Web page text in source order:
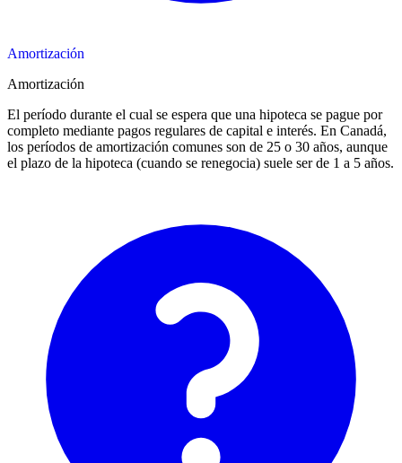
Amortización
Amortización
El período durante el cual se espera que una hipoteca se pague por
completo mediante pagos regulares de capital e interés. En Canadá,
los períodos de amortización comunes son de 25 o 30 años, aunque
el plazo de la hipoteca (cuando se renegocia) suele ser de 1 a 5 años.